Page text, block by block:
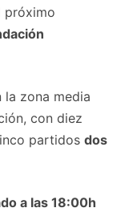
próximo
la zona media
con diez
partidos dos
a las 18:00h